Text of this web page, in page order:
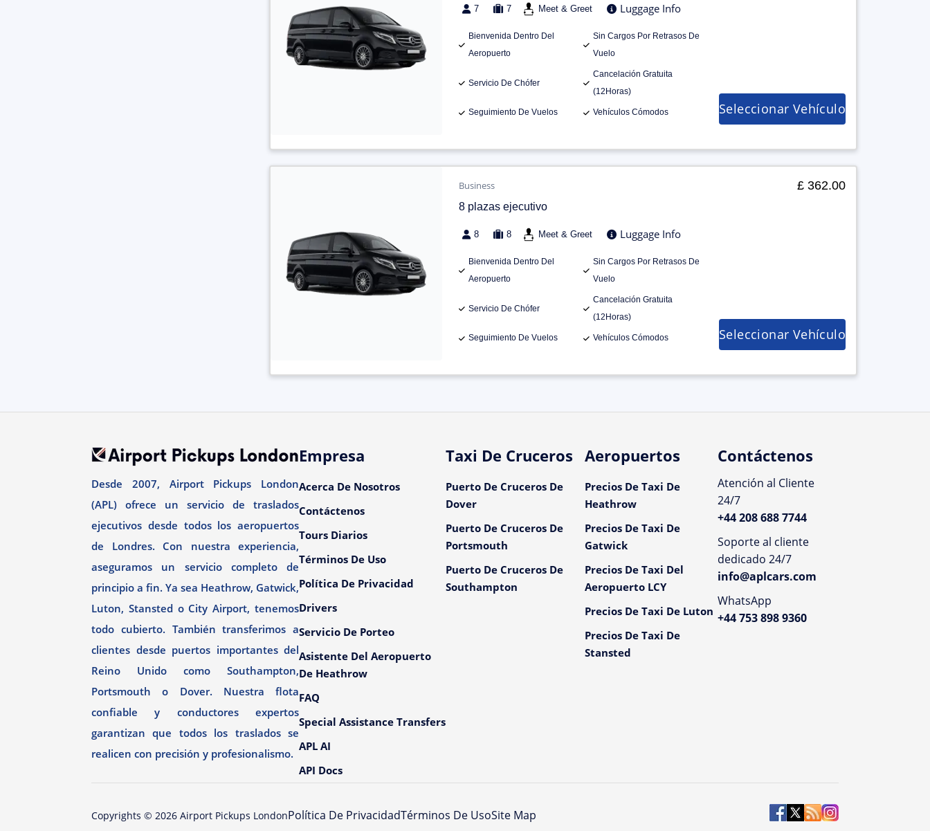
7 7 Meet & Greet Luggage Info
Bienvenida Dentro Del
Aeropuerto
Sin Cargos Por Retrasos De
Vuelo
Servicio De Chófer
Cancelación Gratuita
(12Horas)
Seguimiento De Vuelos Vehículos Cómodos Seleccionar Vehículo
Business
8 plazas ejecutivo
8 8 Meet & Greet Luggage Info
Bienvenida Dentro Del
Aeropuerto
Sin Cargos Por Retrasos De
Vuelo
Servicio De Chófer
Cancelación Gratuita
(12Horas)
Seguimiento De Vuelos Vehículos Cómodos
£ 362.00
Seleccionar Vehículo
Desde 2007, Airport Pickups London
(APL) ofrece un servicio de traslados
ejecutivos desde todos los aeropuertos
de Londres. Con nuestra experiencia,
aseguramos un servicio completo de
principio a fin. Ya sea Heathrow, Gatwick,
Luton, Stansted o City Airport, tenemos
todo cubierto. También transferimos a
clientes desde puertos importantes del
Reino Unido como Southampton,
Portsmouth o Dover. Nuestra flota
confiable y conductores expertos
garantizan que todos los traslados se
realicen con precisión y profesionalismo.
Empresa
Acerca De Nosotros
Contáctenos
Tours Diarios
Términos De Uso
Política De Privacidad
Drivers
Servicio De Porteo
Asistente Del Aeropuerto
De Heathrow
FAQ
Special Assistance Transfers
APL AI
API Docs
Taxi De Cruceros
Puerto De Cruceros De
Dover
Puerto De Cruceros De
Portsmouth
Puerto De Cruceros De
Southampton
Aeropuertos
Precios De Taxi De
Heathrow
Precios De Taxi De
Gatwick
Precios De Taxi Del
Aeropuerto LCY
Precios De Taxi De Luton
Precios De Taxi De
Stansted
Contáctenos
Atención al Cliente
24/7
+44 208 688 7744
Soporte al cliente
dedicado 24/7
info@aplcars.com
WhatsApp
+44 753 898 9360
Copyrights © 2026 Airport Pickups LondonPolítica De PrivacidadTérminos De UsoSite Map